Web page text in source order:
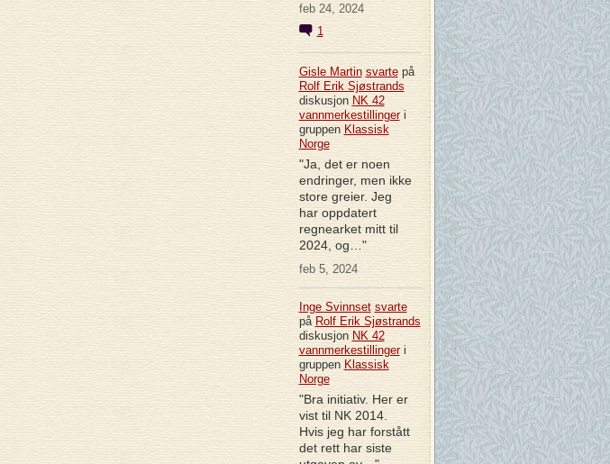
feb 24, 2024
1
Gisle Martin svartepå
Rolf Erik Sjøstrands
diskusjon NK 42
vannmerkestillingeri
gruppen Klassisk
Norge
"Ja, det er noen
endringer, men ikke
store greier. Jeg
har oppdatert
regnearket mitt til
2024, og…"
feb 5, 2024
Inge Svinnset svarte
på Rolf Erik Sjøstrands
diskusjon NK 42
vannmerkestillingeri
gruppen Klassisk
Norge
"Bra initiativ. Her er
vist til NK 2014.
Hvis jeg har forstått
det rett har siste